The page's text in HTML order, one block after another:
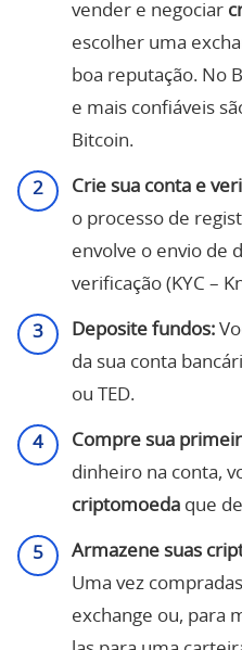
vender e negociar
escolher uma
boa reputação. No
e mais confiáveis
Bitcoin.
Crie sua conta e
o processo de
envolve o envio de
verificação (KYC –
Deposite fundos:
da sua conta
ou TED.
Compre sua
dinheiro na conta,
criptomoeda que
Armazene suas
Uma vez
exchange ou, para